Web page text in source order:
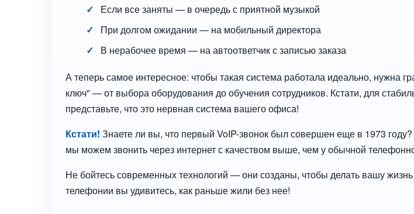
Если все заняты — в очередь с приятной музыкой
При долгом ожидании — на мобильный директора
В нерабочее время — на автоответчик с записью заказа
А теперь самое интересное: чтобы такая система работала идеально, нужна
ключ" — от выбора оборудования до обучения сотрудников. Кстати, для
представьте, что это нервная система вашего офиса!
Кстати! Знаете ли вы, что первый VoIP-звонок был совершен еще в 1973
мы можем звонить через интернет с качеством выше, чем у обычной
Не бойтесь современных технологий — они созданы, чтобы делать вашу
телефонии вы удивитесь, как раньше жили без нее!